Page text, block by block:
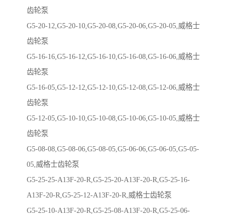
齿轮泵
G5-20-12,G5-20-10,G5-20-08,G5-20-06,G5-20-05,威格士
齿轮泵
G5-16-16,G5-16-12,G5-16-10,G5-16-08,G5-16-06,威格士
齿轮泵
G5-16-05,G5-12-12,G5-12-10,G5-12-08,G5-12-06,威格士
齿轮泵
G5-12-05,G5-10-10,G5-10-08,G5-10-06,G5-10-05,威格士
齿轮泵
G5-08-08,G5-08-06,G5-08-05,G5-06-06,G5-06-05,G5-05-
05,威格士齿轮泵
G5-25-25-A13F-20-R,G5-25-20-A13F-20-R,G5-25-16-
A13F-20-R,G5-25-12-A13F-20-R,威格士齿轮泵
G5-25-10-A13F-20-R,G5-25-08-A13F-20-R,G5-25-06-